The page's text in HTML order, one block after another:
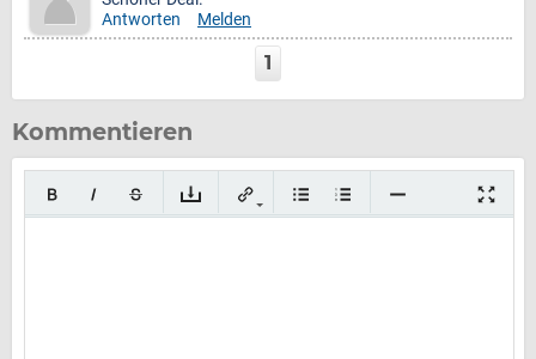
Antworten
Melden
1
Kommentieren